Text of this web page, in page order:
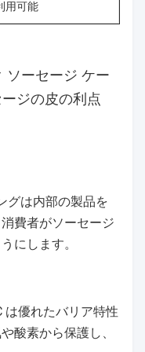
用可能
ソーセージ ケー
ジの皮の利点
グは内部の製品を
費者がソーセージ
にします。
は優れたバリア特性
酸素から保護し、